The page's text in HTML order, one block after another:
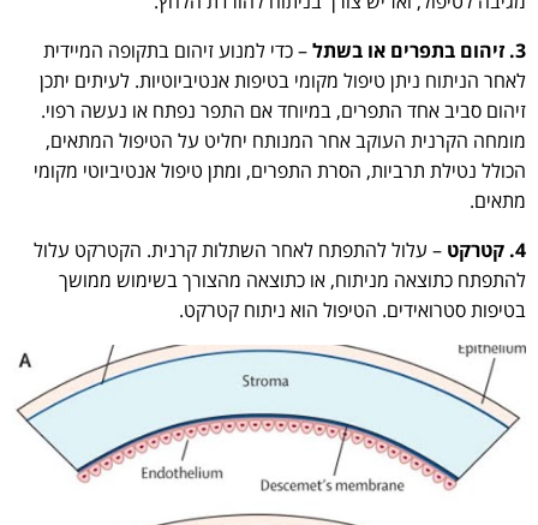
3. זיהום בתפרים או בשתל
– כדי למנוע זיהום בתקופה המיידית
לאחר הניתוח ניתן טיפול מקומי בטיפות אנטיביוטיות. לעיתים יתכן
זיהום סביב אחד התפרים, במיוחד אם התפר נפתח או נעשה רפוי.
מומחה הקרנית העוקב אחר המנותח יחליט על הטיפול המתאים,
הכולל נטילת תרביות, הסרת התפרים, ומתן טיפול אנטיביוטי מקומי
מתאים.
4. קטרקט
– עלול להתפתח לאחר השתלות קרנית. הקטרקט עלול
להתפתח כתוצאה מניתוח, או כתוצאה מהצורך בשימוש ממושך
בטיפות סטרואידים. הטיפול הוא ניתוח קטרקט.